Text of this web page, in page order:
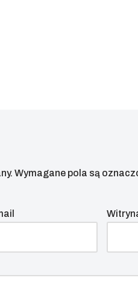
Wymagane pola są